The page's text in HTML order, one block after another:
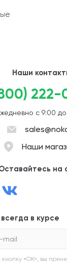
Наши
с 9:00
Наши
на
в курсе
mail
«ОК», вы